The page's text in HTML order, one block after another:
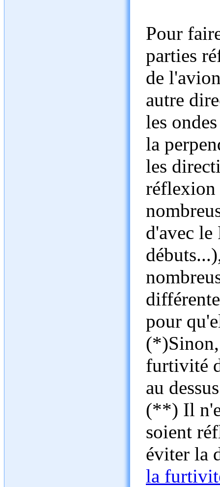
Pour
parties
de
autre
les
la
les
réflexion
d'avec le
pour
furtivité
au
(**) Il
soient
éviter la
la